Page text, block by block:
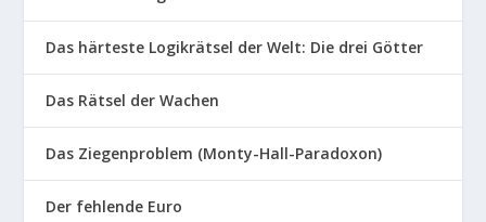
Das härteste Logikrätsel der Welt: Die drei Götter
Das Rätsel der Wachen
Das Ziegenproblem (Monty-Hall-Paradoxon)
Der fehlende Euro